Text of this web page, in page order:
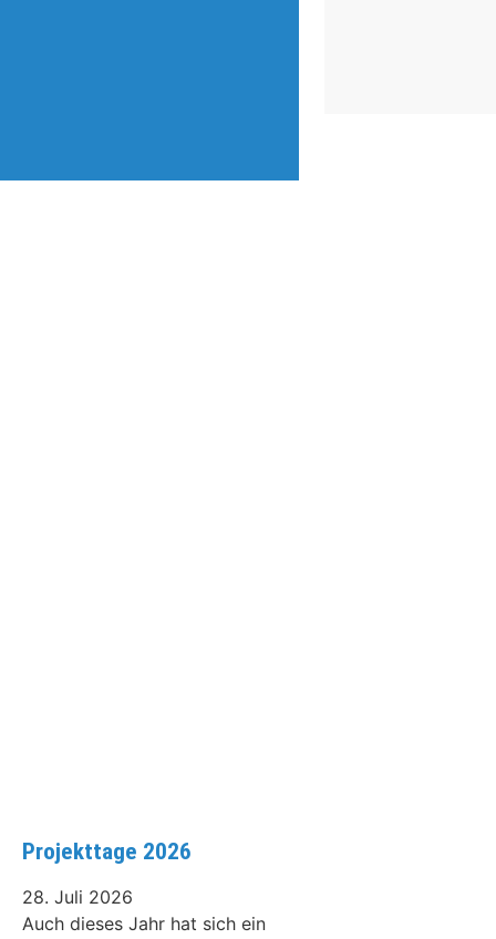
Projekttage 2026
28. Juli 2026
Auch dieses Jahr hat sich ein